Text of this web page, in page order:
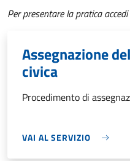
Per presentare la pratica
Assegnazione
civica
Procedimento di
VAI AL SERVIZIO